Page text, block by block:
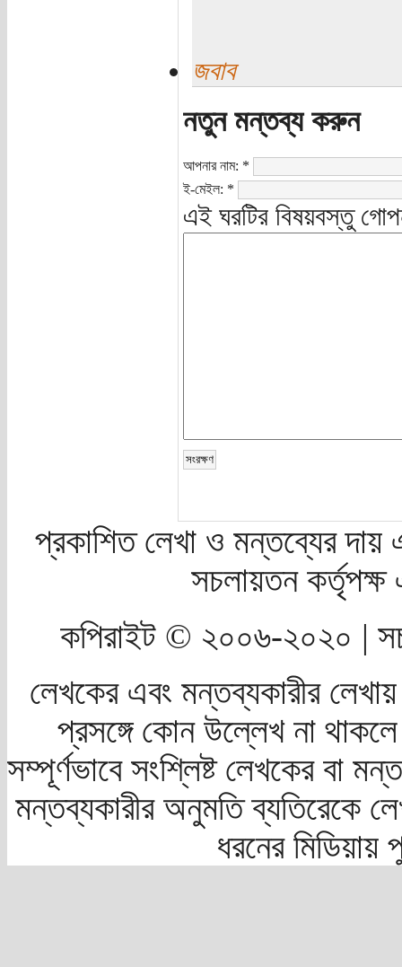
জবাব
নতুন মন্তব্য করুন
আপনার নাম: *
ই-মেইল: *
এই ঘরটির বিষয়বস্তু
প্রকাশিত লেখা ও মন্তব্যের দায়
সচলায়তন
কপিরাইট © ২০০৬-২০২০ |
লেখকের এবং মন্তব্যকারীর
প্রসঙ্গে কোন উল্লেখ না
সম্পূর্ণভাবে সংশ্লিষ্ট লেখকের বা
মন্তব্যকারীর অনুমতি ব্যতিরেকে
ধরনের মিডিয়ায়